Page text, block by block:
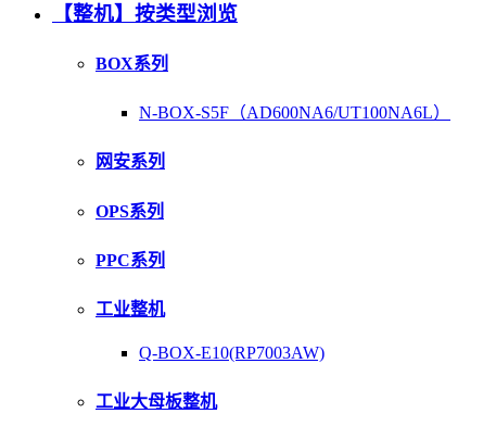
【整机】按类型浏览
BOX系列
N-BOX-S5F（AD600NA6/UT100NA6L）
网安系列
OPS系列
PPC系列
工业整机
Q-BOX-E10(RP7003AW)
工业大母板整机